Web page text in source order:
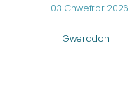
03 Chwefror 2026
Gwerddon